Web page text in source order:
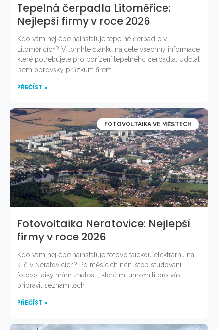
Tepelná čerpadla Litoměřice:
Nejlepší firmy v roce 2026
Kdo vám nejlépe nainstaluje tepelné čerpadlo v
Litoměřicích? V tomhle článku najdete všechny informace,
které potřebujete pro pořízení tepelného čerpadla. Udělal
jsem obrovský průzkum firem
PŘEČÍST »
FOTOVOLTAIKA VE MĚSTECH
Fotovoltaika Neratovice: Nejlepší
firmy v roce 2026
Kdo vám nejlépe nainstaluje fotovoltaickou elektrárnu na
klíč v Neratovicích? Po měsících non-stop studování
fotovoltaiky mám znalosti, které mi umožnili pro vás
připravit seznam těch
PŘEČÍST »